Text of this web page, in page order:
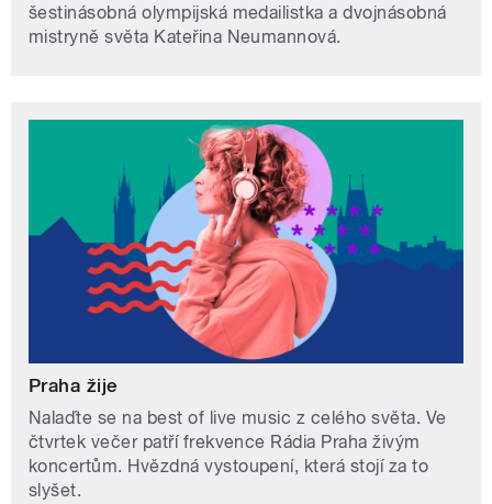
šestinásobná olympijská medailistka a dvojnásobná
mistryně světa Kateřina Neumannová.
Praha žije
Nalaďte se na best of live music z celého světa. Ve
čtvrtek večer patří frekvence Rádia Praha živým
koncertům. Hvězdná vystoupení, která stojí za to
slyšet.